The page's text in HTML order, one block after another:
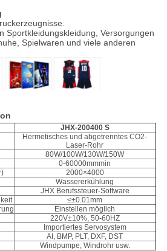
Sportkleidungskleidung, Versorgungen
Spielwaren und viele anderen
JHX-200400 S
Hermetisches und abgetrenntes CO2-
Laser-Rohr
80W/100W/130W/150W
0-60000mmmin
2000×4000
Wassererkühlung
JHX Berufssteuer-Software
≤±0.01mm
Einstellen möglich
220V±10%, 50-60HZ
Importiertes Servosystem
AI, BMP, PLT, DXF, DST
Windpumpe, Windrohr usw.